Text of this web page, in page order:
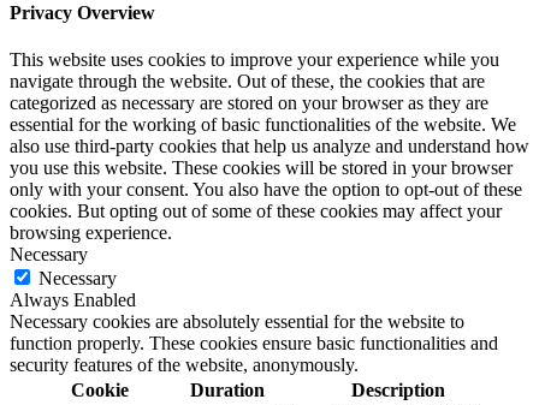
Privacy Overview
This website uses cookies to improve your experience while you
navigate through the website. Out of these, the cookies that are
categorized as necessary are stored on your browser as they are
essential for the working of basic functionalities of the website. We
also use third-party cookies that help us analyze and understand how
you use this website. These cookies will be stored in your browser
only with your consent. You also have the option to opt-out of these
cookies. But opting out of some of these cookies may affect your
browsing experience.
Necessary
Necessary
Always Enabled
Necessary cookies are absolutely essential for the website to
function properly. These cookies ensure basic functionalities and
security features of the website, anonymously.
Cookie
Duration Description